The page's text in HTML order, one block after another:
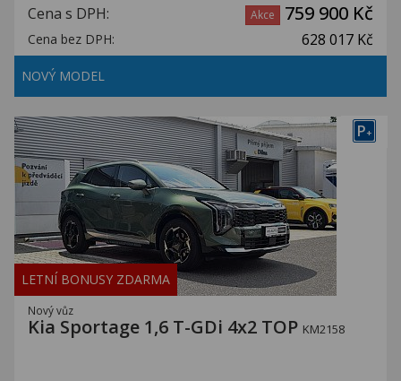
Cena s DPH: Akce 759 900 Kč
Cena bez DPH: 628 017 Kč
NOVÝ MODEL
P+
LETNÍ BONUSY ZDARMA
Nový vůz
Kia Sportage 1,6 T-GDi 4x2 TOP KM2158